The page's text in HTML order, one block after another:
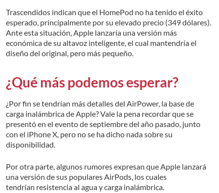
Trascendidos indican que el HomePod no ha tenido el éxito
esperado, principalmente por su elevado precio (349 dólares).
Ante esta situación, Apple lanzaría una versión más
económica de su altavoz inteligente, el cual mantendría el
diseño del original, pero más pequeño.
¿Qué más podemos esperar?
¿Por fin se tendrían más detalles del AirPower, la base de
carga inalámbrica de Apple? Vale la pena recordar que se
presentó en el evento de septiembre del año pasado, junto
con el iPhone X, pero no se ha dicho nada sobre su
disponibilidad.
Por otra parte, algunos rumores expresan que Apple lanzará
una versión de sus populares AirPods, los cuales
tendrían resistencia al agua y carga inalámbrica.